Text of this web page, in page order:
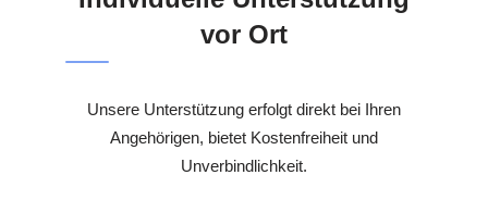
vor Ort
Unsere Unterstützung erfolgt direkt bei Ihren
Angehörigen, bietet Kostenfreiheit und
Unverbindlichkeit.